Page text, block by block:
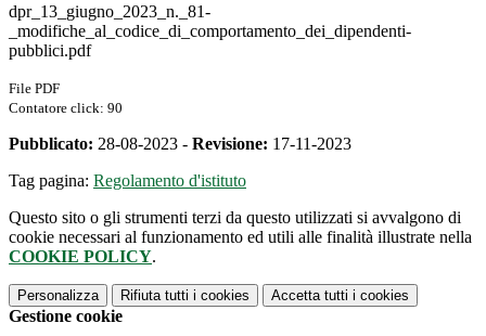
dpr_13_giugno_2023_n._81-
_modifiche_al_codice_di_comportamento_dei_dipendenti-
pubblici.pdf
File PDF
Contatore click: 90
Pubblicato: 28-08-2023 - Revisione: 17-11-2023
Tag pagina: Regolamento d'istituto
Questo sito o gli strumenti terzi da questo utilizzati si avvalgono di
cookie necessari al funzionamento ed utili alle finalità illustrate nella
COOKIE POLICY.
Personalizza Rifiuta tutti i cookies Accetta tutti i cookies
Gestione cookie